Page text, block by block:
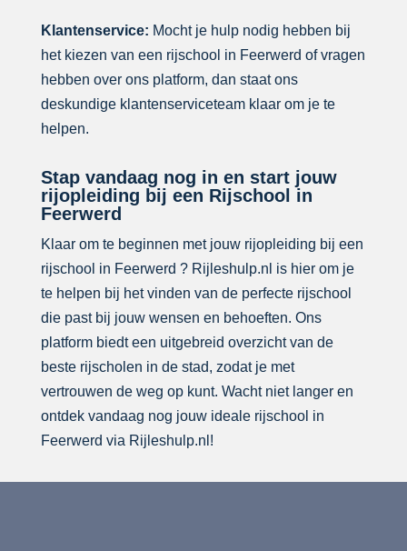
Klantenservice: Mocht je hulp nodig hebben bij
het kiezen van een rijschool in Feerwerd of vragen
hebben over ons platform, dan staat ons
deskundige klantenserviceteam klaar om je te
helpen.
Stap vandaag nog in en start jouw
rijopleiding bij een Rijschool in
Feerwerd
Klaar om te beginnen met jouw rijopleiding bij een
rijschool in Feerwerd ? Rijleshulp.nl is hier om je
te helpen bij het vinden van de perfecte rijschool
die past bij jouw wensen en behoeften. Ons
platform biedt een uitgebreid overzicht van de
beste rijscholen in de stad, zodat je met
vertrouwen de weg op kunt. Wacht niet langer en
ontdek vandaag nog jouw ideale rijschool in
Feerwerd via Rijleshulp.nl!